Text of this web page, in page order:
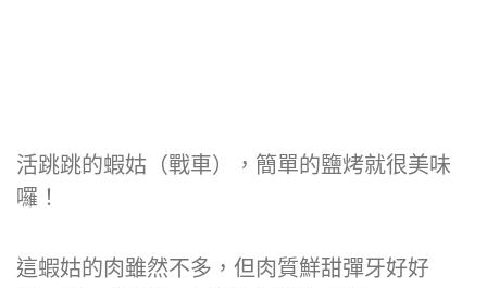
活跳跳的蝦姑（戰車），簡單的鹽烤就很美味
囉！
這蝦姑的肉雖然不多，但肉質鮮甜彈牙好好